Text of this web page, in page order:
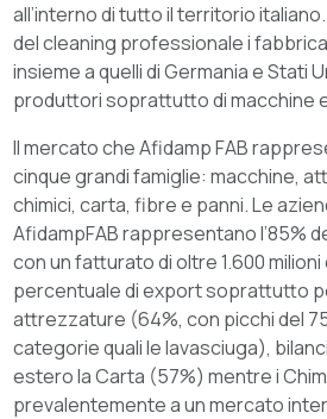
all’interno di tutto il territorio
del cleaning professionale i
insieme a quelli di Germania e Stati
produttori soprattutto di macchine
Il mercato che Afidamp FAB
cinque grandi famiglie: macchine,
chimici, carta, fibre e panni. Le
AfidampFAB rappresentano l’85%
con un fatturato di oltre 1.600 milioni
percentuale di export soprattutto
attrezzature (64%, con picchi del
categorie quali le lavasciuga),
estero la Carta (57%) mentre i
prevalentemente a un mercato